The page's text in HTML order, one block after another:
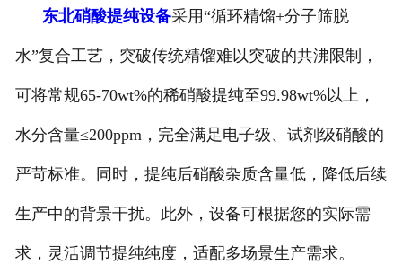
东北硝酸提纯设备采用“循环精馏+分子筛脱
水”复合工艺，突破传统精馏难以突破的共沸限制，
可将常规65-70wt%的稀硝酸提纯至99.98wt%以上，
水分含量≤200ppm，完全满足电子级、试剂级硝酸的
严苛标准。同时，提纯后硝酸杂质含量低，降低后续
生产中的背景干扰。此外，设备可根据您的实际需
求，灵活调节提纯纯度，适配多场景生产需求。